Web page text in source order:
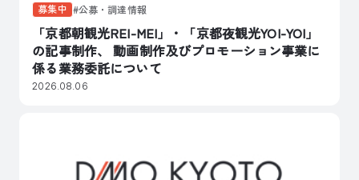
募集中 公募・調達情報
「京都朝観光REI-MEI」・「京都夜観光YOI-YOI」
の記事制作、 動画制作及びプロモーション事業に
係る業務委託について
2026.08.06